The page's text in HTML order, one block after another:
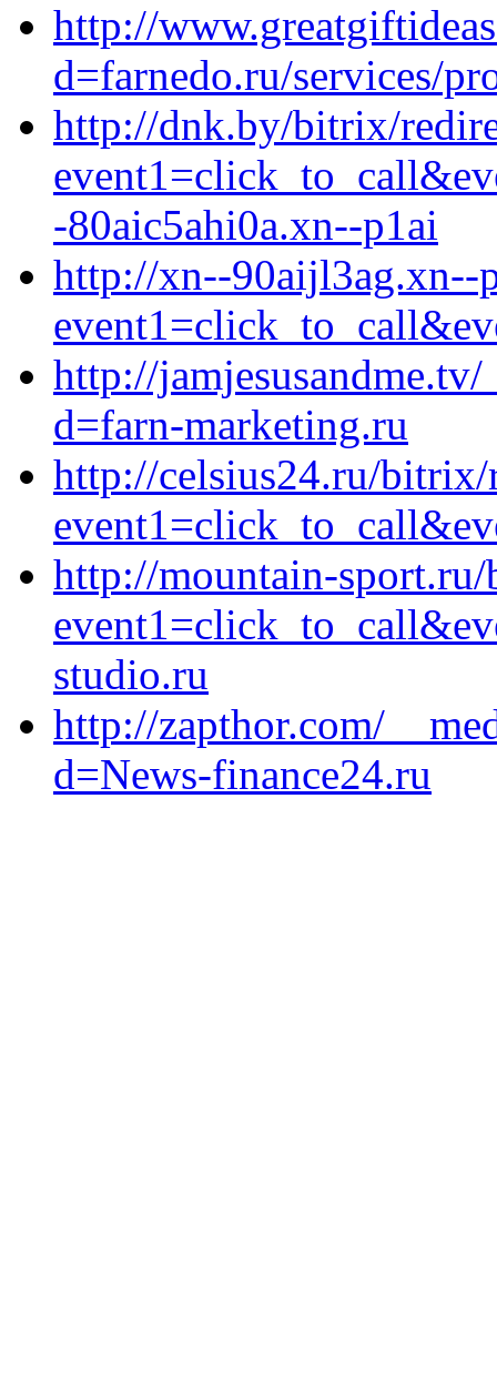
http://
d=farnedo.ru/services/
http://dnk.by/bitrix/
-80aic5ahi0a.xn--p1ai
http://xn--90aijl3ag.xn--
http://
d=farn-marketing.ru
http://celsius24.ru/bitrix/
http://mountain-
studio.ru
http://zapthor.com/
d=News-finance24.ru